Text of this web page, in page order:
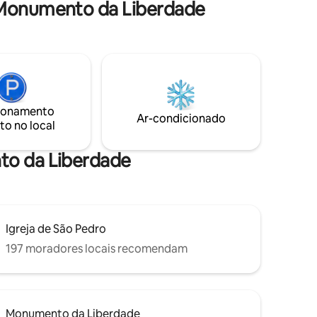
de fim
novos. Interior moderno. A 5 minutos da
cidade velha, estação central. A Ópera
da Liberdade
no local
Ar-condicionado
da Liberdade
Igreja de São Pedro
197 moradores locais recomendam
Monumento da Liberdade